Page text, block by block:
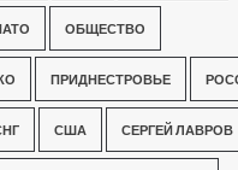
ОБЩЕСТВО
ПРИДНЕСТРОВЬЕ
США СЕРГЕЙ ЛАВРОВ